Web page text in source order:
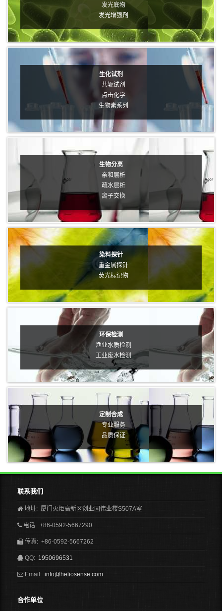
发光底物
发光增强剂
生化试剂
共轭试剂
点击化学
生物素系列
生物分离
亲和层析
疏水层析
离子交换
染料探针
重金属探针
荧光标记物
环保检测
渔业水质检测
工业废水检测
定制合成
专业服务
品质保证
联系我们
地址: 厦门火炬高新区创业园伟业楼S507A室
电话: +86-0592-5667290
传真: +86-0592-5667262
QQ: 1950696531
Email: info@heliosense.com
合作单位